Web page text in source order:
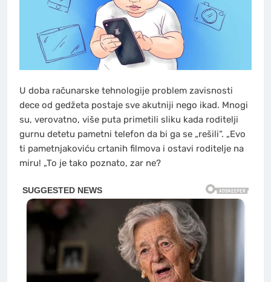
U doba računarske tehnologije problem zavisnosti
dece od gedžeta postaje sve akutniji nego ikad. Mnogi
su, verovatno, više puta primetili sliku kada roditelji
gurnu detetu pametni telefon da bi ga se „rešili“. „Evo
ti pametnjakoviću crtanih filmova i ostavi roditelje na
miru! „To je tako poznato, zar ne?